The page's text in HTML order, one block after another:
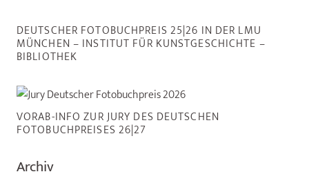
DEUTSCHER FOTOBUCHPREIS 25|26 IN DER LMU
MÜNCHEN – INSTITUT FÜR KUNSTGESCHICHTE –
BIBLIOTHEK
VORAB-INFO ZUR JURY DES DEUTSCHEN
FOTOBUCHPREISES 26|27
Archiv